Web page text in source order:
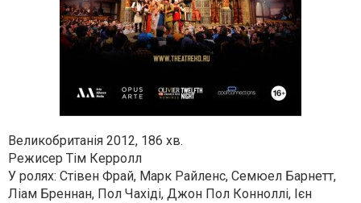
Великобританія 2012, 186 хв.
Режисер Тім Керролл
У ролях: Стівен Фрай, Марк Райленс, Семюел Барнетт,
Ліам Бреннан, Пол Чахіді, Джон Пол Конноллі, Ієн